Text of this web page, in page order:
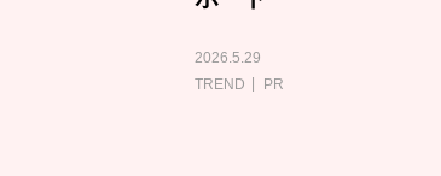
2026.5.29
TREND
PR